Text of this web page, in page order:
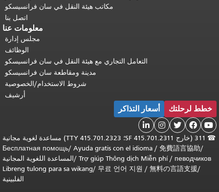
مكاتب هيئة النقل في سان فرانسيسكو
اتصل بنا
معلومات عنا
مجلس إدارة
الوظائف
التعامل التجاري مع هيئة النقل في سان فرانسيسكو
مدينة ومقاطعة سان فرانسيسكو
شروط الاستخدام/الخصوصية
أرشيف
خطط لرحلتك أسعار التذاكر





☎
311 (خارج SF 415.701.2311؛ TTY 415.701.2323) مساعدة لغوية مجانية
/
免費語言協助
/
Ayuda gratis con el idioma
/
Бесплатная помощь
певодчиков
/
Trợ giúp Thông dịch Miễn phí
/المساعدة اللغوية المجانية
/
無料の言語支援
/
무료 언어 지원
/
Libreng tulong para sa wikang
الفلبينية